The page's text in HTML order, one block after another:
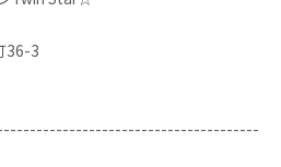
36-3